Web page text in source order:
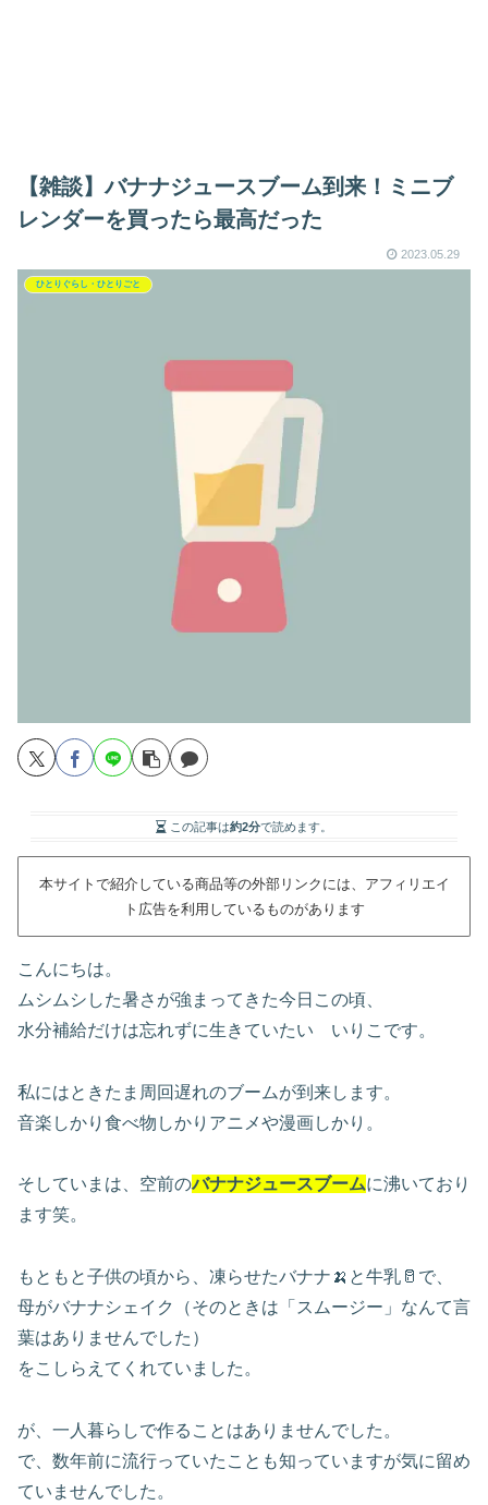
【雑談】バナナジュースブーム到来！ミニブ
レンダーを買ったら最高だった
2023.05.29
ひとりぐらし・ひとりごと
この記事は約2分で読めます。
本サイトで紹介している商品等の外部リンクには、アフィリエイ
ト広告を利用しているものがあります
こんにちは。
ムシムシした暑さが強まってきた今日この頃、
水分補給だけは忘れずに生きていたい いりこです。
私にはときたま周回遅れのブームが到来します。
音楽しかり食べ物しかりアニメや漫画しかり。
そしていまは、空前のバナナジュースブームに沸いており
ます笑。
もともと子供の頃から、凍らせたバナナ🍌と牛乳🥛で、
母がバナナシェイク（そのときは「スムージー」なんて言
葉はありませんでした）
をこしらえてくれていました。
が、一人暮らしで作ることはありませんでした。
で、数年前に流行っていたことも知っていますが気に留め
ていませんでした。